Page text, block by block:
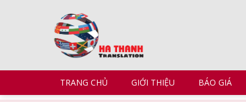
TRANG CHỦ GIỚI THIỆU BÁO GIÁ